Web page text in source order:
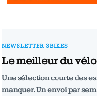
NEWSLETTER 3BIKES
Le meilleur du
Une sélection courte des
manquer. Un envoi par